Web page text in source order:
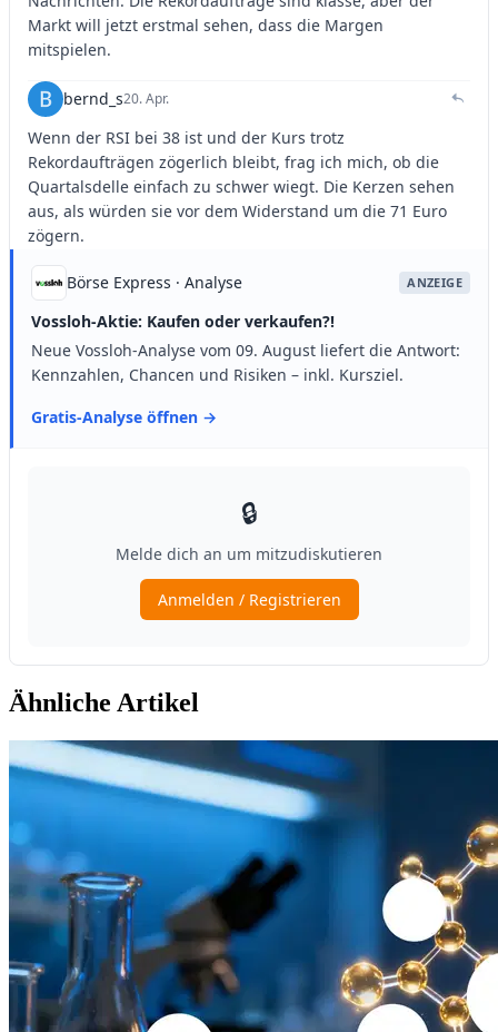
Ähnliche Artikel